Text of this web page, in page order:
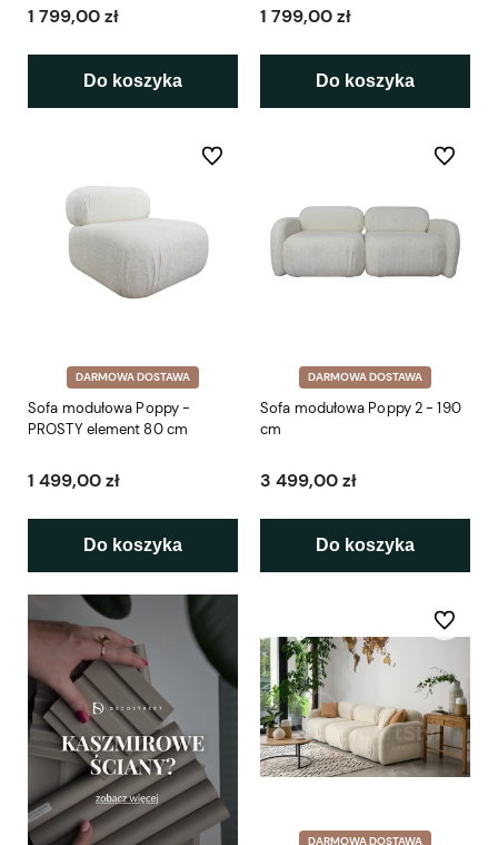
1 799,00 zł
Do koszyka
1 799,00 zł
Do koszyka
DARMOWA DOSTAWA
Sofa modułowa Poppy -
PROSTY element 80 cm
1 499,00 zł
Do koszyka
Do ulubionych
DARMOWA DOSTAWA
Sofa modułowa Poppy 2 - 190
cm
3 499,00 zł
Do koszyka
Do
DARMOWA DOSTAWA
Do